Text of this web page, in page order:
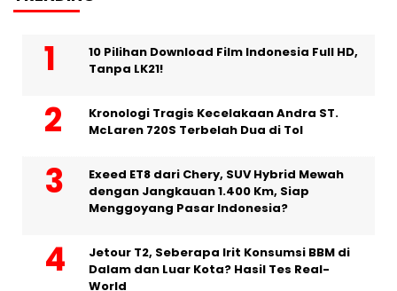
10 Pilihan Download Film Indonesia Full HD,
Tanpa LK21!
Kronologi Tragis Kecelakaan Andra ST.
McLaren 720S Terbelah Dua di Tol
Exeed ET8 dari Chery, SUV Hybrid Mewah
dengan Jangkauan 1.400 Km, Siap
Menggoyang Pasar Indonesia?
Jetour T2, Seberapa Irit Konsumsi BBM di
Dalam dan Luar Kota? Hasil Tes Real-
World